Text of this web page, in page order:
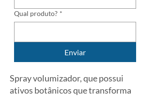
Qual produto? *
Enviar
Spray volumizador, que possui
ativos botânicos que transforma